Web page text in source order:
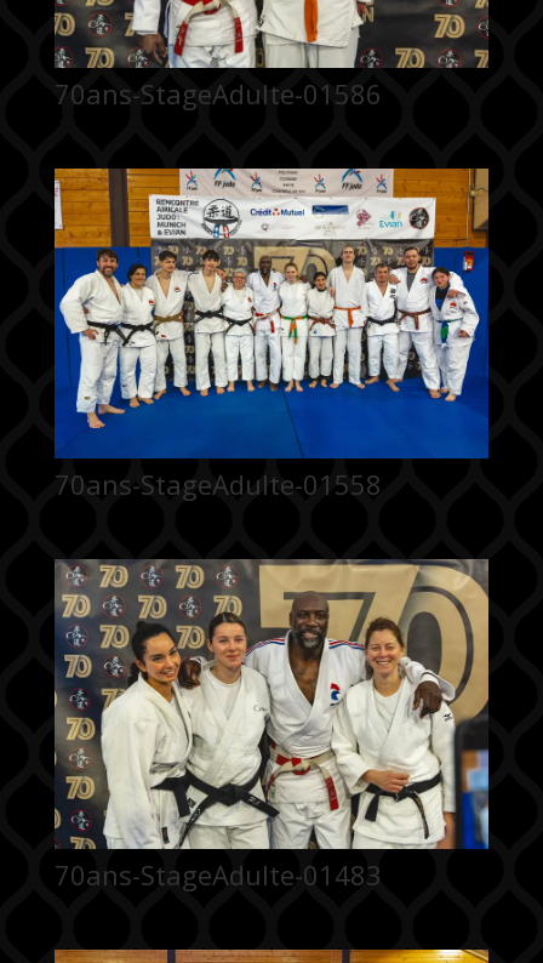
70ans-StageAdulte-01586
70ans-StageAdulte-01558
70ans-StageAdulte-01483